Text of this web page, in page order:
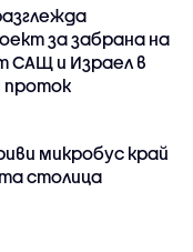
за забрана на
САЩ и Израел в
проток
микробус край
столица